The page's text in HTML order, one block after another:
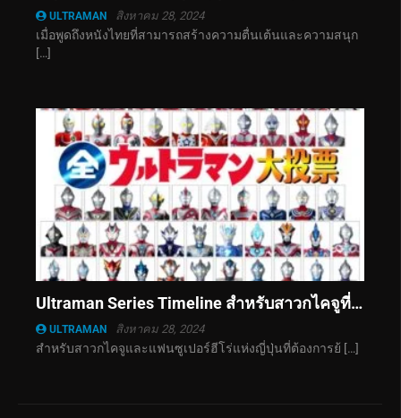
ULTRAMAN สิงหาคม 28, 2024
เมื่อพูดถึงหนังไทยที่สามารถสร้างความตื่นเต้นและความสนุก
[…]
Ultraman Series Timeline สำหรับสาวกไคจูที่อยากดูซูเปอร์ฮีโร่แห่งญี่ปุ่น
ULTRAMAN สิงหาคม 28, 2024
สำหรับสาวกไคจูและแฟนซูเปอร์ฮีโร่แห่งญี่ปุ่นที่ต้องการย้ […]